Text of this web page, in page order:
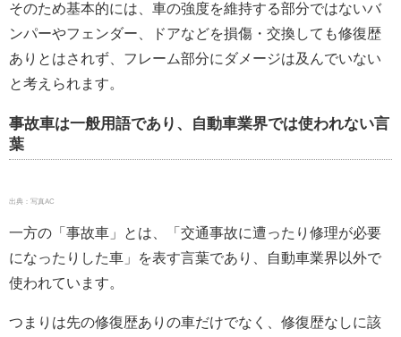
そのため基本的には、車の強度を維持する部分ではないバ
ンパーやフェンダー、ドアなどを損傷・交換しても修復歴
ありとはされず、フレーム部分にダメージは及んでいない
と考えられます。
事故車は一般用語であり、自動車業界では使われない言
葉
出典：写真AC
一方の「事故車」とは、「交通事故に遭ったり修理が必要
になったりした車」を表す言葉であり、自動車業界以外で
使われています。
つまりは先の修復歴ありの車だけでなく、修復歴なしに該